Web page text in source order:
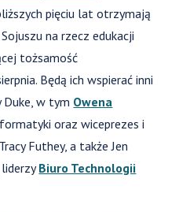
pięciu lat otrzymają
na rzecz edukacji
tożsamość
Będą ich wspierać inni
Duke, w tym Owena
oraz wiceprezes i
Futhey, a także Jen
liderzyBiuro Technologii